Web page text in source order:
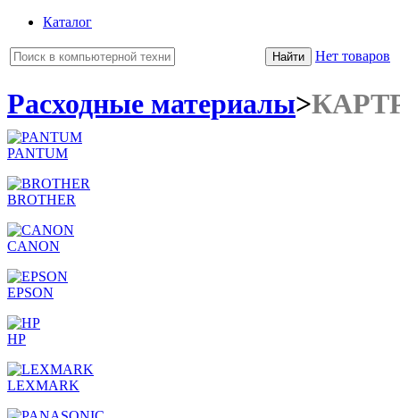
Каталог
Нет товаров
Расходные материалы>
PANTUM
BROTHER
CANON
EPSON
HP
LEXMARK